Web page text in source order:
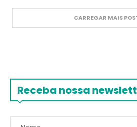
CARREGAR MAIS
Receba nossa